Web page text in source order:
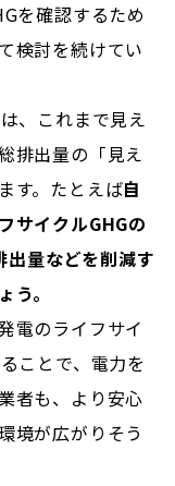
を確認するため
検討を続けてい
、これまで見え
排出量の「見え
す。たとえば自
サイクルGHGの
量などを削減す
。
電のライフサイ
ことで、電力を
者も、より安心
境が広がりそう